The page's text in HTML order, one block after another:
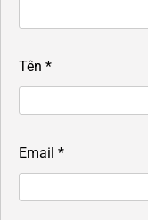
Tên *
Email *